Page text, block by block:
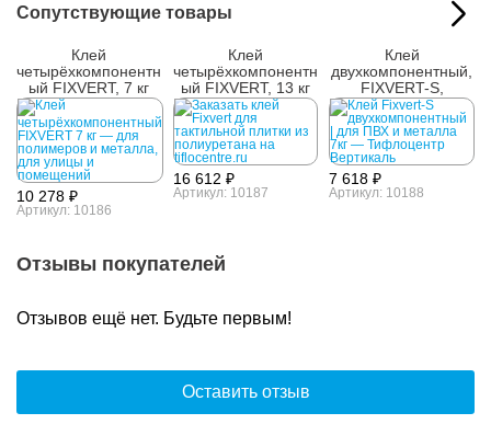
Сопутствующие товары
Клей
четырёхкомпонентн
ый FIXVERT, 7 кг
10 278 ₽
Артикул: 10186
Клей
четырёхкомпонентн
ый FIXVERT, 13 кг
16 612 ₽
Артикул: 10187
Клей
двухкомпонентный,
FIXVERT-S,
универсальный, 7
кг
7 618 ₽
Артикул: 10188
Отзывы покупателей
Отзывов ещё нет. Будьте первым!
Оставить отзыв